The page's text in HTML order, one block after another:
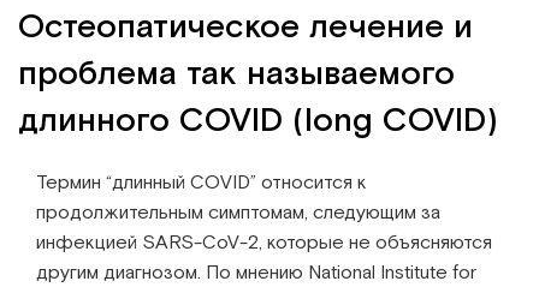
Остеопатическое лечение и
проблема так называемого
длинного COVID (long COVID)
Термин “длинный COVID” относится к
продолжительным симптомам, следующим за
инфекцией SARS-CoV-2, которые не объясняются
другим диагнозом. По мнению National Institute for